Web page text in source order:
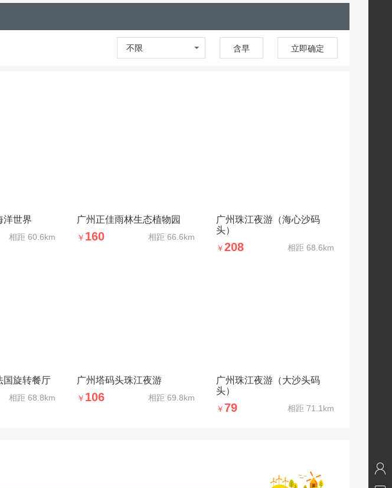
不限 含早 立即确定
洋世界
相距 60.6km
广州正佳雨林生态植物园
￥ 160 相距 66.6km
广州珠江夜游（海心沙码
头）
￥208 相距 68.6km
国旋转餐厅
相距 68.8km
广州塔码头珠江夜游
￥ 106 相距 69.8km
广州珠江夜游（大沙头码
头）
￥79 相距 71.1km